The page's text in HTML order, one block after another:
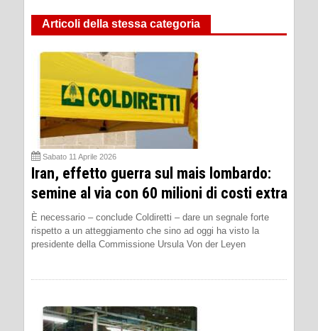
Articoli della stessa categoria
Sabato 11 Aprile 2026
Iran, effetto guerra sul mais lombardo:
semine al via con 60 milioni di costi extra
È necessario – conclude Coldiretti – dare un segnale forte
rispetto a un atteggiamento che sino ad oggi ha visto la
presidente della Commissione Ursula Von der Leyen